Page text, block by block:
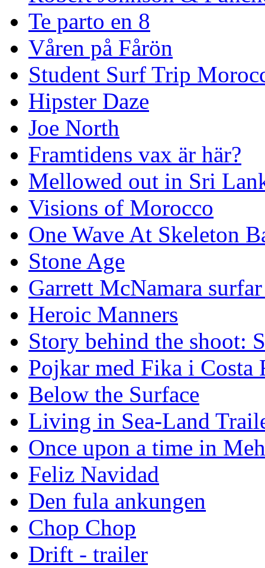
Te parto en 8
Våren på Fårön
Student Surf Trip
Hipster Daze
Joe North
Framtidens vax är här?
Mellowed out in Sri
Visions of Morocco
One Wave At Skeleton
Stone Age
Garrett McNamara
Heroic Manners
Story behind the shoot:
Pojkar med Fika i Costa
Below the Surface
Living in Sea-Land
Once upon a time in
Feliz Navidad
Den fula ankungen
Chop Chop
Drift - trailer